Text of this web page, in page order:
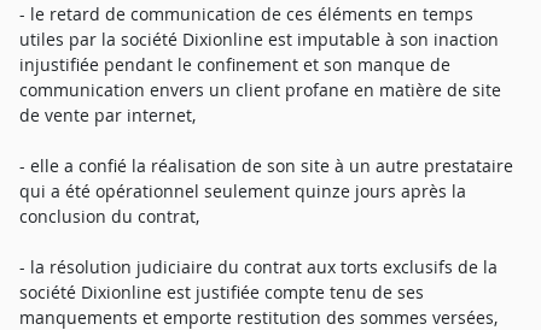
- le retard de communication de ces éléments en temps
utiles par la société Dixionline est imputable à son inaction
injustifiée pendant le confinement et son manque de
communication envers un client profane en matière de site
de vente par internet,
- elle a confié la réalisation de son site à un autre prestataire
qui a été opérationnel seulement quinze jours après la
conclusion du contrat,
- la résolution judiciaire du contrat aux torts exclusifs de la
société Dixionline est justifiée compte tenu de ses
manquements et emporte restitution des sommes versées,